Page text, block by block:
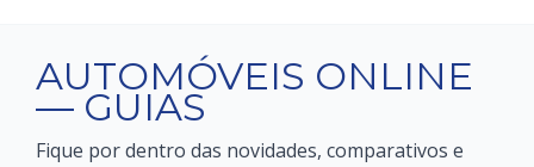
AUTOMÓVEIS ONLINE
— GUIAS
Fique por dentro das novidades, comparativos e